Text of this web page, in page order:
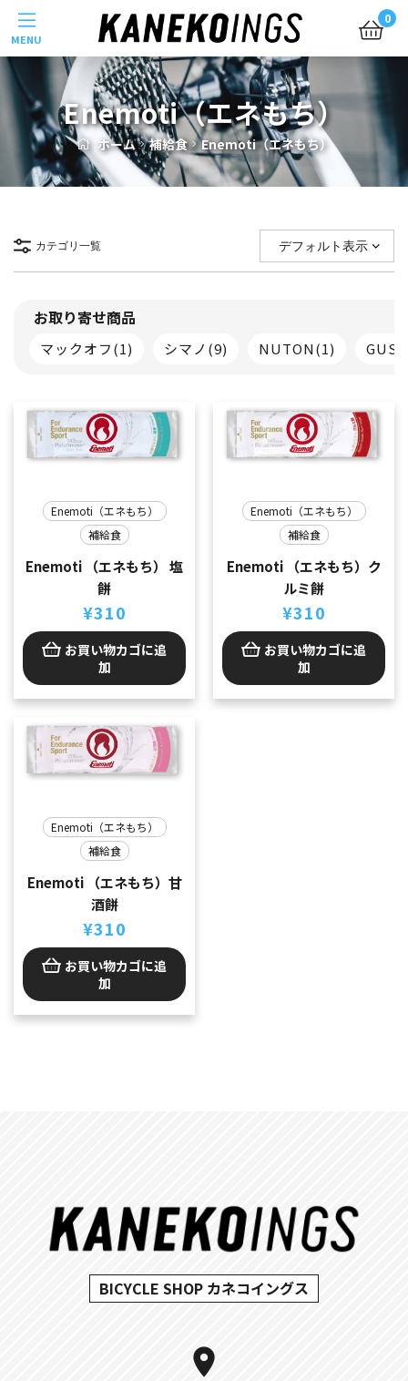
0
Menu
Enemoti（エネもち）
ホーム 補給食 Enemoti（エネもち）
カテゴリ一覧
お取り寄せ商品
マックオフ(1) シマノ (9) NUTON(1)
Enemoti（エネもち）
補給食
Enemoti （エネもち） 塩
餅
¥310
お買い物カゴに追
加
Enemoti（エネもち）
補給食
Enemoti （エネもち）ク
ルミ餅
¥310
お買い物カゴに追
加
Enemoti（エネもち）
補給食
Enemoti （エネもち）甘
酒餅
¥310
お買い物カゴに追
加
BICYCLE SHOP カネコイングス
location_on